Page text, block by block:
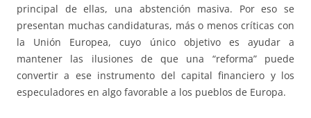
principal de ellas, una abstención masiva. Por eso se
presentan muchas candidaturas, más o menos críticas con
la Unión Europea, cuyo único objetivo es ayudar a
mantener las ilusiones de que una “reforma” puede
convertir a ese instrumento del capital financiero y los
especuladores en algo favorable a los pueblos de Europa.